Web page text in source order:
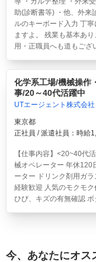
助(診断書等) ・他、外来
ルのキーボード入力 丁
ますよ。 残業も基本あ
用・正職員へも道もござ
化学系工場/機械操作
事/20～40代活躍中
UTエージェント株式会社
東京都
正社員 / 派遣社員：時給
【仕事内容】<20~40代
械オペレーター 年休120
ーター ドリンク剤用ガ
経験歓迎 人気のモクモ
ひび、キズの有無確認
今、あなたにオス